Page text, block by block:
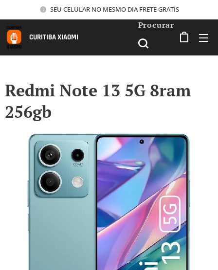
SEU CELULAR NO MESMO DIA FRETE GRATIS
CURITIBA XIAOMI
Procurar
Redmi Note 13 5G 8ram
256gb